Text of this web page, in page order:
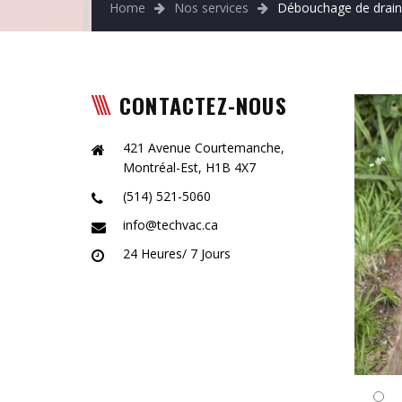
Home Nos services Débouchage de
CONTACTEZ-NOUS
421 Avenue Courtemanche,
Montréal-Est, H1B 4X7
(514) 521-5060
info@techvac.ca
24 Heures/ 7 Jours